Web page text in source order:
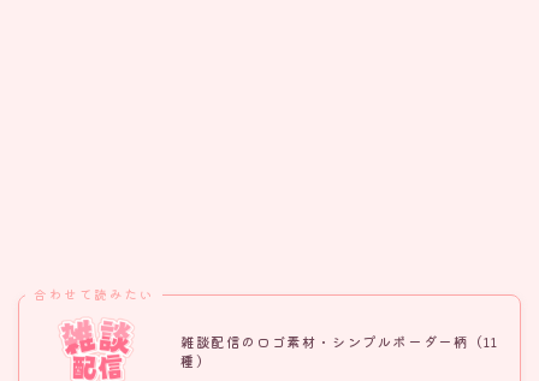
合わせて読みたい
雑談配信のロゴ素材・シンプルボーダー柄（11
種）